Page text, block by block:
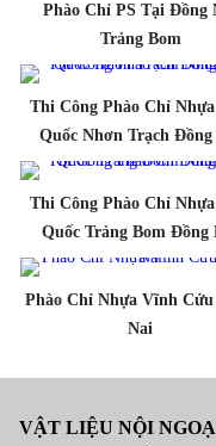
Phào Chỉ PS Tại Đồng
Trảng Bom
Thi Công Phào Chỉ
Quốc Nhơn Trạch Đồng
Thi Công Phào Chỉ
Quốc Trảng Bom Đồng
Phào Chỉ Nhựa Vĩnh
Nai
VẬT LIỆU NỘI